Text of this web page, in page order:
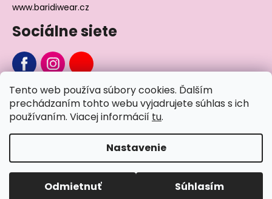
Tento web používa súbory cookies. Ďalším
prechádzaním tohto webu vyjadrujete súhlas s ich
používaním. Viacej informácií tu.
Nastavenie
Odmietnuť Súhlasím
www.baridiwear.cz
Sociálne siete
Chcete sa nás na niečo opýtať?
Copyright 2026Little Angel® . Všetky práva vyhradené.